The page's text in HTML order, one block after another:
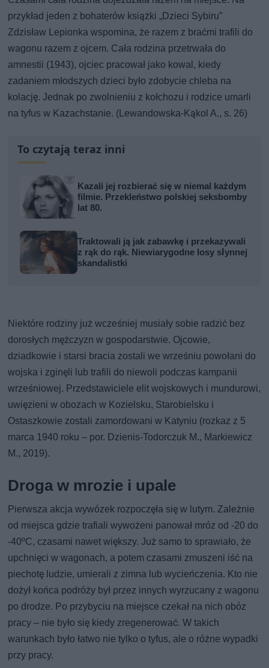
przykład jeden z bohaterów książki „Dzieci Sybiru”
Zdzisław Lepionka wspomina, że razem z braćmi trafili do
wagonu razem z ojcem. Cała rodzina przetrwała do
amnestii (1943), ojciec pracował jako kowal, kiedy
zadaniem młodszych dzieci było zdobycie chleba na
kolację. Jednak po zwolnieniu z kołchozu i rodzice umarli
na tyfus w Kazachstanie. (Lewandowska-Kąkol A., s. 26)
To czytają teraz inni
Kazali jej rozbierać się w niemal każdym
filmie. Przekleństwo polskiej seksbomby
lat 80.
Traktowali ją jak zabawkę i przekazywali
z rąk do rąk. Niewiarygodne losy słynnej
skandalistki
Niektóre rodziny już wcześniej musiały sobie radzić bez
dorosłych mężczyzn w gospodarstwie. Ojcowie,
dziadkowie i starsi bracia zostali we wrześniu powołani do
wojska i zginęli lub trafili do niewoli podczas kampanii
wrześniowej. Przedstawiciele elit wojskowych i mundurowi,
uwięzieni w obozach w Kozielsku, Starobielsku i
Ostaszkowie zostali zamordowani w Katyniu (rozkaz z 5
marca 1940 roku – por. Dzienis-Todorczuk M., Markiewicz
M., 2019).
Droga w mrozie i upale
Pierwsza akcja wywózek rozpoczęła się w lutym. Zależnie
od miejsca gdzie trafiali wywożeni panował mróz od -20 do
-40ºC, czasami nawet większy. Już samo to sprawiało, że
upchnięci w wagonach, a potem czasami zmuszeni iść na
piechotę ludzie, umierali z zimna lub wycieńczenia. Kto nie
dożył końca podróży był przez innych wyrzucany z wagonu
po drodze. Po przybyciu na miejsce czekał na nich obóz
pracy – nie było się kiedy zregenerować. W takich
warunkach było łatwo nie tylko o tyfus, ale o różne wypadki
przy pracy.